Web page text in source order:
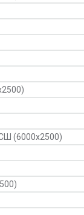
(6000х2500)